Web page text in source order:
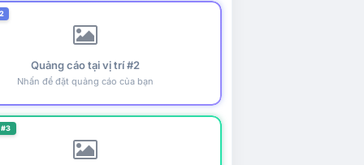
Quảng cáo tại vị trí #2
Nhấn để đặt quảng cáo của bạn